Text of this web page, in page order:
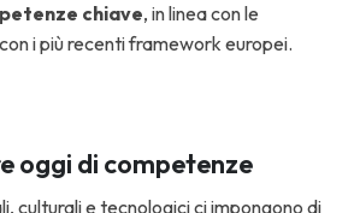
chiave, in linea con le
i più recenti framework europei.
oggi di competenze
culturali e tecnologici ci impongono di